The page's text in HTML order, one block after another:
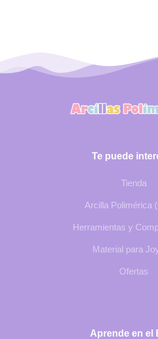
Te puede
Tienda
Arcilla Polimérica
Herramientas y
Material para
Ofertas
Aprende en el